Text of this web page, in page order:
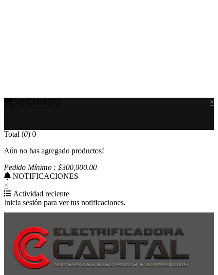
×
Total (0) 0
Aún no has agregado productos!
Pedido Mínimo : $300,000.00
NOTIFICACIONES
×
Actividad reciente
Inicia sesión para ver tus notificaciones.